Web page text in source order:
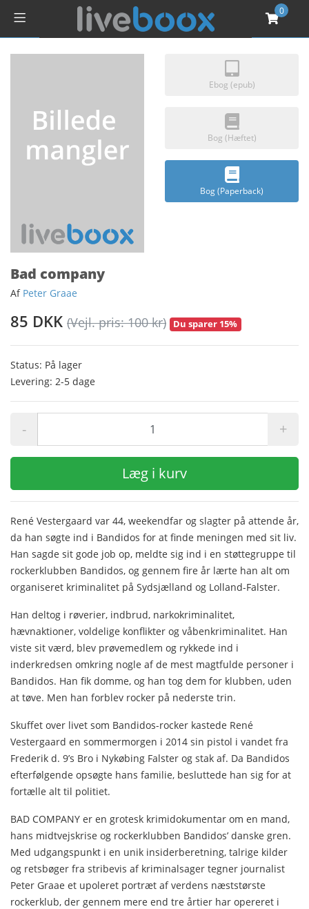
0
Ebog (epub)
Bog (Hæftet)
Bog (Paperback)
Bad company
Af Peter Graae
85 DKK (Vejl. pris: 100 kr) Du sparer 15%
Status: På lager
Levering: 2-5 dage
- +
Læg i kurv
René Vestergaard var 44, weekendfar og slagter på attende år,
da han søgte ind i Bandidos for at finde meningen med sit liv.
Han sagde sit gode job op, meldte sig ind i en støttegruppe til
rockerklubben Bandidos, og gennem fire år lærte han alt om
organiseret kriminalitet på Sydsjælland og Lolland-Falster.
Han deltog i røverier, indbrud, narkokriminalitet,
hævnaktioner, voldelige konflikter og våbenkriminalitet. Han
viste sit værd, blev prøvemedlem og rykkede ind i
inderkredsen omkring nogle af de mest magtfulde personer i
Bandidos. Han fik domme, og han tog dem for klubben, uden
at tøve. Men han forblev rocker på nederste trin.
Skuffet over livet som Bandidos-rocker kastede René
Vestergaard en sommermorgen i 2014 sin pistol i vandet fra
Frederik d. 9’s Bro i Nykøbing Falster og stak af. Da Bandidos
efterfølgende opsøgte hans familie, besluttede han sig for at
fortælle alt til politiet.
BAD COMPANY er en grotesk krimidokumentar om en mand,
hans midtvejskrise og rockerklubben Bandidos’ danske gren.
Med udgangspunkt i en unik insiderberetning, talrige kilder
og retsbøger fra stribevis af kriminalsager tegner journalist
Peter Graae et upoleret portræt af verdens næststørste
rockerklub, der gennem mere end tre årtier har opereret i